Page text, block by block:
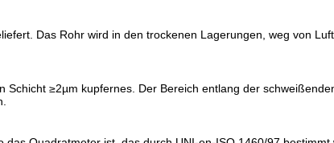
Das Rohr wird in den trockenen Lagerungen, weg von
≥2µm kupfernes. Der Bereich entlang der